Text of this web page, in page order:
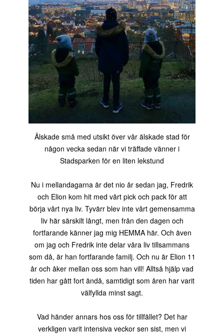
Älskade små med utsikt över vår älskade stad för
någon vecka sedan när vi träffade vänner i
Stadsparken för en liten lekstund
Nu i mellandagarna är det nio år sedan jag, Fredrik
och Elion kom hit med vårt pick och pack för att
börja vårt nya liv. Tyvärr blev inte vårt gemensamma
liv här särskilt långt, men från den dagen och
fortfarande känner jag mig HEMMA här. Och även
om jag och Fredrik inte delar våra liv tillsammans
som då, är han fortfarande familj. Och nu är Elion 11
år och åker mellan oss som han vill! Alltså hjälp vad
tiden har gått fort ändå, samtidigt som åren har varit
välfyllda minst sagt.
Vad händer annars hos oss för tillfället? Det har
verkligen varit intensiva veckor sen sist, men vi